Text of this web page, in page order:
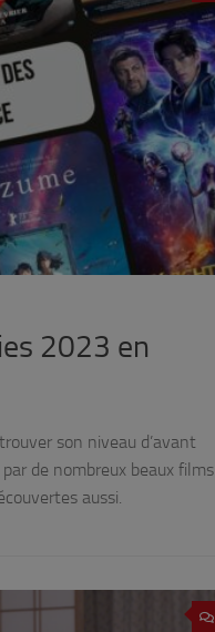
2023 en
son niveau d’avant
de nombreux beaux films
aussi.